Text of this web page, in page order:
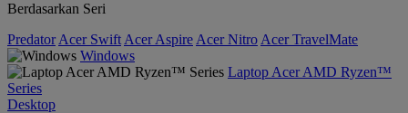
Berdasarkan Seri
Predator Acer Swift Acer Aspire Acer Nitro Acer TravelMate
Windows
Laptop Acer AMD Ryzen™
Series
Desktop